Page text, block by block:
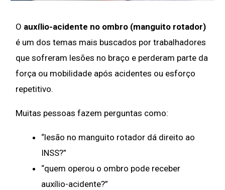
O auxílio-acidente no ombro (manguito rotador)
é um dos temas mais buscados por trabalhadores
que sofreram lesões no braço e perderam parte da
força ou mobilidade após acidentes ou esforço
repetitivo.
Muitas pessoas fazem perguntas como:
“lesão no manguito rotador dá direito ao
INSS?”
“quem operou o ombro pode receber
auxílio-acidente?”